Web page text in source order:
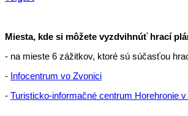
Miesta, kde si môžete vyzdvihnúť hrací
- na mieste 6 zážitkov, ktoré sú súčasťou
- Infocentrum vo Zvonici
- Turisticko-informačné centrum Horehronie